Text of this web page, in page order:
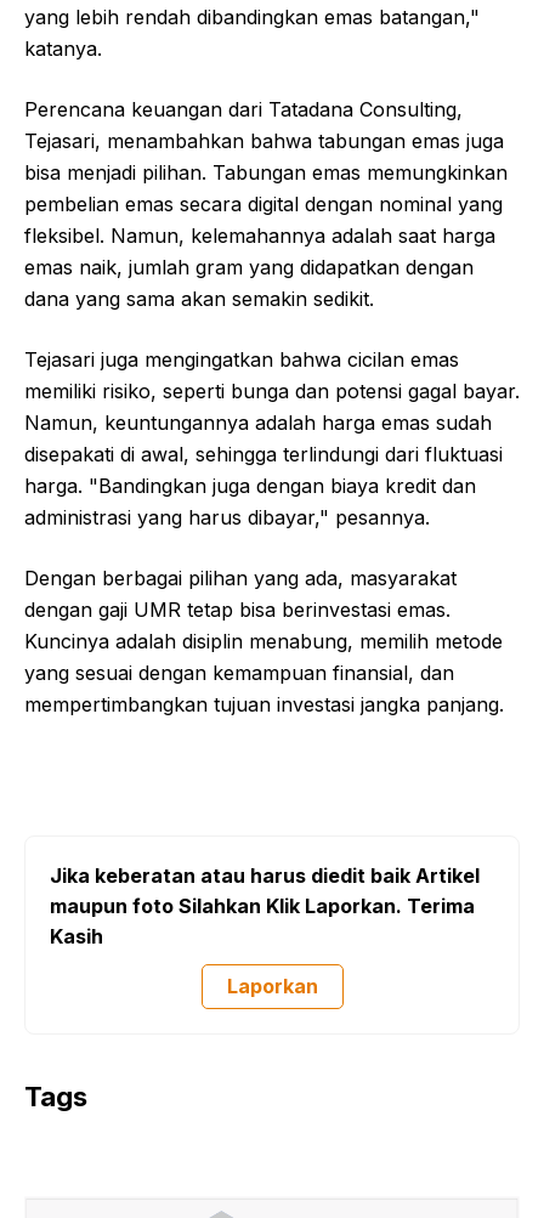
yang lebih rendah dibandingkan emas batangan,"
katanya.
Perencana keuangan dari Tatadana Consulting,
Tejasari, menambahkan bahwa tabungan emas juga
bisa menjadi pilihan. Tabungan emas memungkinkan
pembelian emas secara digital dengan nominal yang
fleksibel. Namun, kelemahannya adalah saat harga
emas naik, jumlah gram yang didapatkan dengan
dana yang sama akan semakin sedikit.
Tejasari juga mengingatkan bahwa cicilan emas
memiliki risiko, seperti bunga dan potensi gagal bayar.
Namun, keuntungannya adalah harga emas sudah
disepakati di awal, sehingga terlindungi dari fluktuasi
harga. "Bandingkan juga dengan biaya kredit dan
administrasi yang harus dibayar," pesannya.
Dengan berbagai pilihan yang ada, masyarakat
dengan gaji UMR tetap bisa berinvestasi emas.
Kuncinya adalah disiplin menabung, memilih metode
yang sesuai dengan kemampuan finansial, dan
mempertimbangkan tujuan investasi jangka panjang.
Jika keberatan atau harus diedit baik Artikel
maupun foto Silahkan Klik Laporkan. Terima
Kasih
Laporkan
Tags